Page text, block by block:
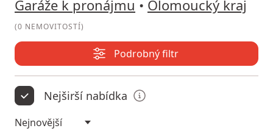
Garáže k pronájmu • Olomoucký kraj
(0 NEMOVITOSTÍ)
Podrobný filtr
Nejširší nabídka